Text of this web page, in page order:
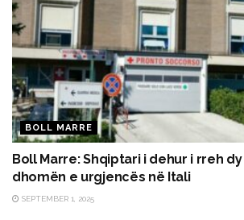
BOLL MARRE
Boll Marre: Shqiptari i dehur i rreh
dhomën e urgjencës në Itali
SEPTEMBER 1, 2025